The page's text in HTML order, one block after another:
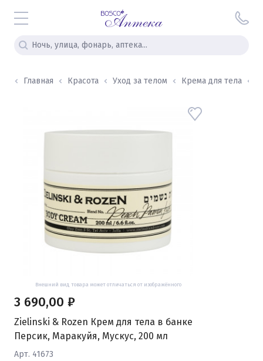
Главная Красота Уход за телом Крема для тела
Внешний вид товара может отличаться от изображённого
Zielinski & Rozen Крем для тела в банке
Персик, Маракуйя, Мускус, 200 мл
Арт. 41673
3 690,00 ₽